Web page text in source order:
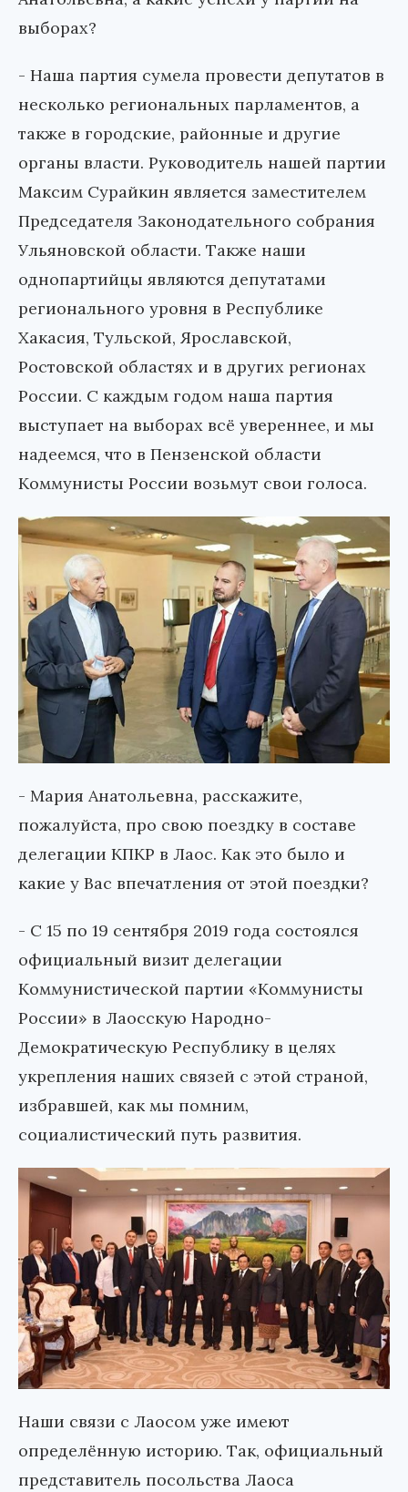
выборах?
- Наша партия сумела провести депутатов в
несколько региональных парламентов, а
также в городские, районные и другие
органы власти. Руководитель нашей партии
Максим Сурайкин является заместителем
Председателя Законодательного собрания
Ульяновской области. Также наши
однопартийцы являются депутатами
регионального уровня в Республике
Хакасия, Тульской, Ярославской,
Ростовской областях и в других регионах
России. С каждым годом наша партия
выступает на выборах всё увереннее, и мы
надеемся, что в Пензенской области
Коммунисты России возьмут свои голоса.
- Мария Анатольевна, расскажите,
пожалуйста, про свою поездку в составе
делегации КПКР в Лаос. Как это было и
какие у Вас впечатления от этой поездки?
- С 15 по 19 сентября 2019 года состоялся
официальный визит делегации
Коммунистической партии «Коммунисты
России» в Лаосскую Народно-
Демократическую Республику в целях
укрепления наших связей с этой страной,
избравшей, как мы помним,
социалистический путь развития.
Наши связи с Лаосом уже имеют
определённую историю. Так, официальный
представитель посольства Лаоса